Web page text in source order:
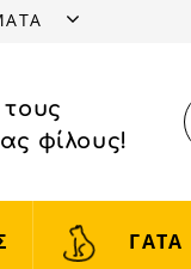
φίλους!
ΓΑΤΑ